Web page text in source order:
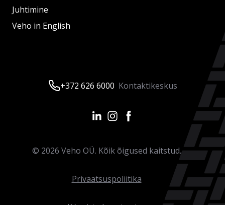
Juhtimine
Veho in English
+372 626 6000 Kontaktikeskus
© 2026 Veho OÜ. Kõik õigused kaitstud.
Privaatsuspoliitika